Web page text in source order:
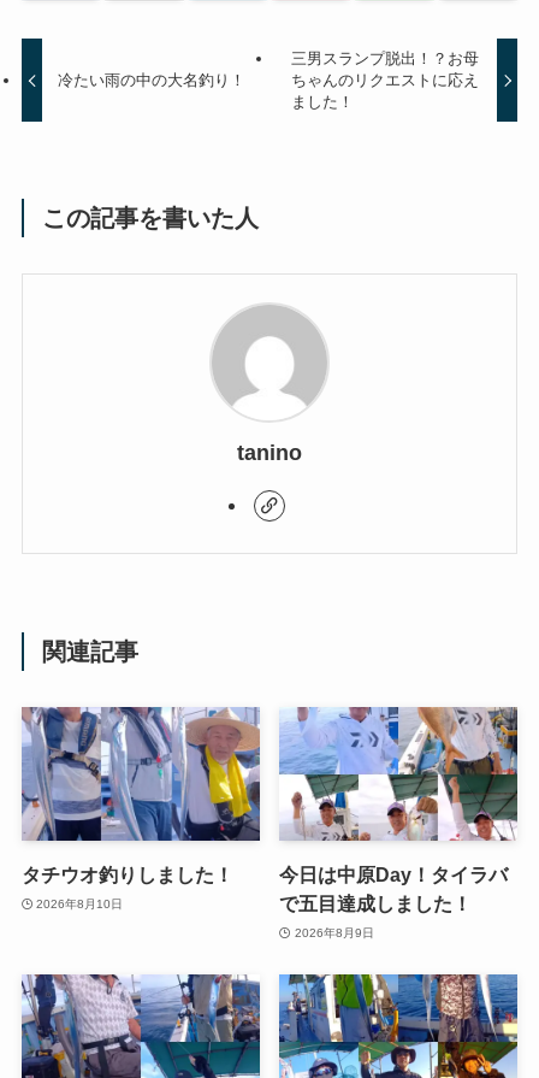
冷たい雨の中の大名釣り！
三男スランプ脱出！？お母
ちゃんのリクエストに応え
ました！
この記事を書いた人
tanino
関連記事
タチウオ釣りしました！
2026年8月10日
今日は中原Day！タイラバ
で五目達成しました！
2026年8月9日